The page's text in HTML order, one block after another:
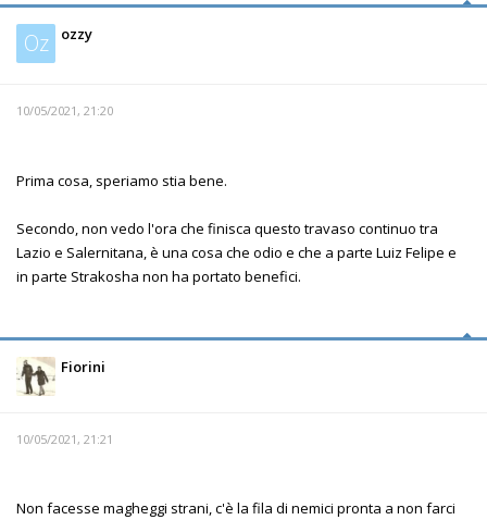
Oz ozzy
10/05/2021, 21:20
Prima cosa, speriamo stia bene.
Secondo, non vedo l'ora che finisca questo travaso continuo tra
Lazio e Salernitana, è una cosa che odio e che a parte Luiz Felipe e
in parte Strakosha non ha portato benefici.
Fiorini
10/05/2021, 21:21
Non facesse magheggi strani, c'è la fila di nemici pronta a non farci